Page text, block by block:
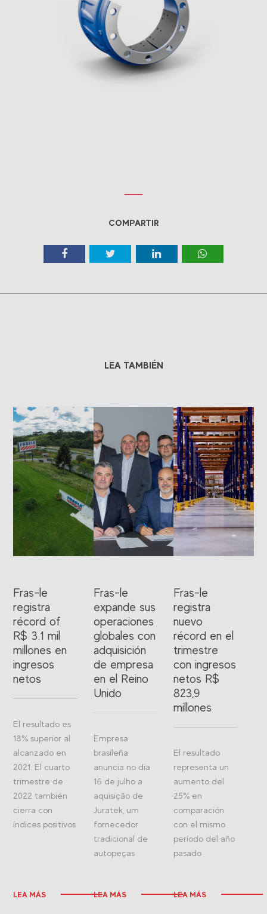
COMPARTIR
LEA TAMBIÉN
Fras-le
registra
récord of
R$ 3.1 mil
millones en
ingresos
netos
El resultado es
18% superior al
alcanzado en
2021. El cuarto
trimestre de
2022 también
cierra con
índices positivos
LEA MÁS
Fras-le
expande sus
operaciones
globales con
adquisición
de empresa
en el Reino
Unido
Empresa
brasileña
anuncia no dia
16 de julho a
aquisição de
Juratek, um
fornecedor
tradicional de
autopeças
LEA MÁS
Fras-le
registra
nuevo
récord en el
trimestre
con ingresos
netos R$
823,9
millones
El resultado
representa un
aumento del
25% en
comparación
con el mismo
período del año
pasado
LEA MÁS